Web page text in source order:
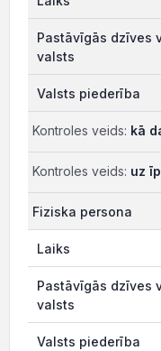
Kontroles veids: kā
Kontroles veids: uz
Fiziska persona